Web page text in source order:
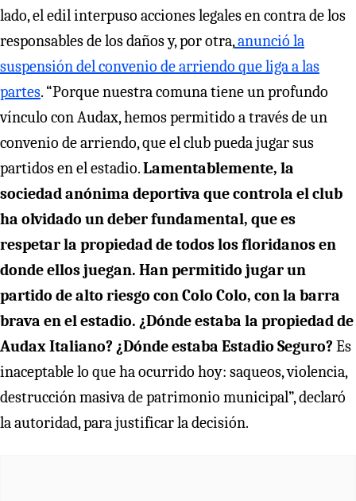
lado, el edil interpuso acciones legales en contra de los
responsables de los daños y, por otra,anunció la
suspensión del convenio de arriendo que liga a las
partes. “Porque nuestra comuna tiene un profundo
vínculo con Audax, hemos permitido a través de un
convenio de arriendo, que el club pueda jugar sus
partidos en el estadio.Lamentablemente, la
sociedad anónima deportiva que controla el club
ha olvidado un deber fundamental, que es
respetar la propiedad de todos los floridanos en
donde ellos juegan. Han permitido jugar un
partido de alto riesgo con Colo Colo, con la barra
brava en el estadio. ¿Dónde estaba la propiedad de
Audax Italiano? ¿Dónde estaba Estadio Seguro? Es
inaceptable lo que ha ocurrido hoy: saqueos, violencia,
destrucción masiva de patrimonio municipal”, declaró
la autoridad, para justificar la decisión.